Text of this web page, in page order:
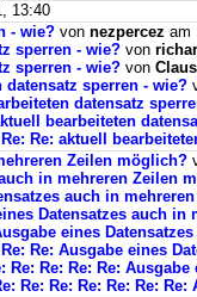
13:40
- wie? von nezpercez am
sperren - wie? von
sperren - wie? von Claus
datensatz sperren - wie?
datensatz
bearbeiteten
Re: Re: aktuell
Zeilen möglich?
in mehreren Zeilen
auch in
Datensatzes auch
eines
Re: Re: Ausgabe eines
Re: Re: Re: Re:
Re: Re: Re: Re: Re: